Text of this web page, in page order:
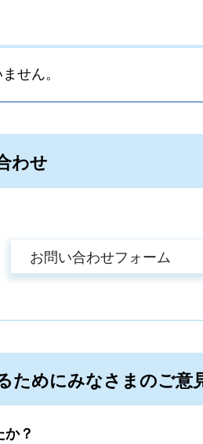
せん。
わせ
ためにみなさまのご意
？